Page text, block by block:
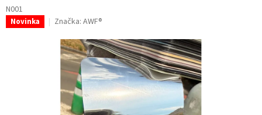
N001
Novinka Značka: AWF®